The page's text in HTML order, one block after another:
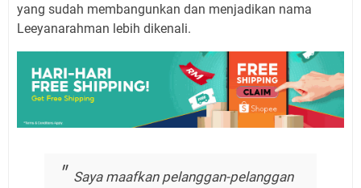
yang sudah membangunkan dan menjadikan nama
Leeyanarahman lebih dikenali.
Saya maafkan pelanggan-pelanggan